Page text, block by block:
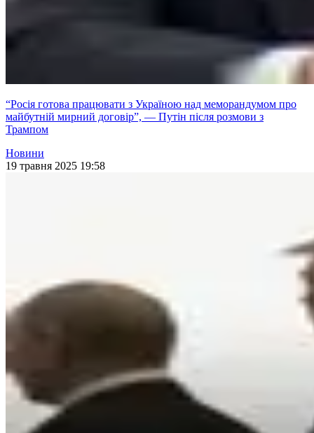
“Росія готова працювати з Україною над меморандумом про
майбутній мирний договір”, — Путін після розмови з
Трампом
Новини
19 травня 2025 19:58